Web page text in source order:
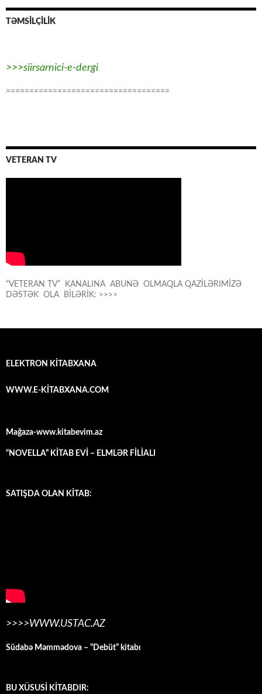
TƏMSİLÇİLİK
>>>siirsarnici-e-dergi
===================================
VETERAN TV
“VETERAN TV” KANALINA ABUNƏ OLMAQLA QAZİLƏRIMİZƏ
DƏSTƏK OLA BİLƏRİK: >>>>
ELEKTRON KİTABXANA
WWW.E-KİTABXANA.COM
Mağaza-www.kitabevim.az
“NOVELLA” KİTAB EVİ – ELMLƏR FİLİALI
SATIŞDA OLAN KİTAB:
>>>>WWW.USTAC.AZ
Südabə Məmmədova – “Debüt” kitabı
BU XÜSUSİ KİTABDIR: